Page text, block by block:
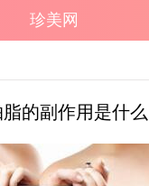
珍美网
的副作用是什么